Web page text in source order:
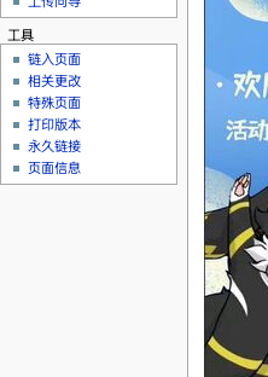
工具
链入页面
相关更改
特殊页面
打印版本
永久链接
页面信息